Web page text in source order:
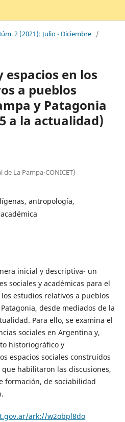
2 (2021): Julio - Diciembre /
espacios en los
a pueblos
y Patagonia
a la actualidad)
La Pampa-CONICET)
antropología,
inicial y descriptiva- un
sociales y académicas para el
estudios relativos a pueblos
desde mediados de la
Para ello, se examina el
sociales en Argentina y,
historiográfico y
espacios sociales construidos
habilitaron las discusiones,
formación, de sociabilidad
ark://w2obpl8do